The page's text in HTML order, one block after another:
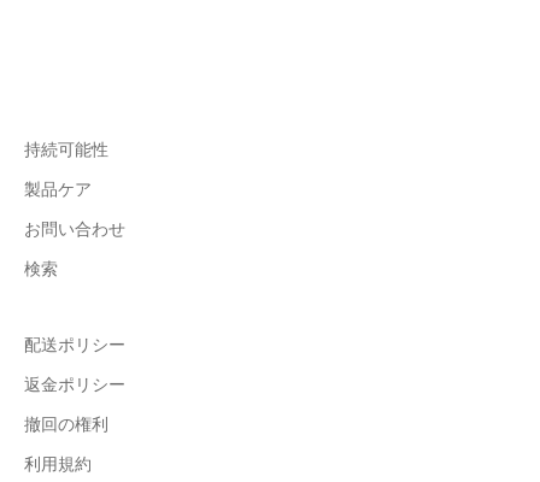
持続可能性
製品ケア
お問い合わせ
検索
配送ポリシー
返金ポリシー
撤回の権利
利用規約